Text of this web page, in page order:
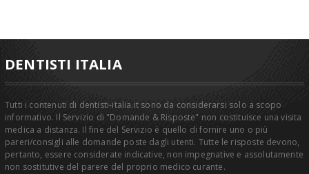
DENTISTI ITALIA
Tutti i contenuti di dentisti-italia.it sono da considerarsi solo a scopo
informativo. Il Servizio di "Domande & Risposte" non costituisce una visita
medica a distanza. Il fine del Servizio è quello di fornire uno o più
pareri/consigli alle domande poste dagli utenti. Tutte le risposte devono,
pertanto, essere considerate indicative, non impegnative e assolutamente
non sostitutive del parere del proprio medico curante.